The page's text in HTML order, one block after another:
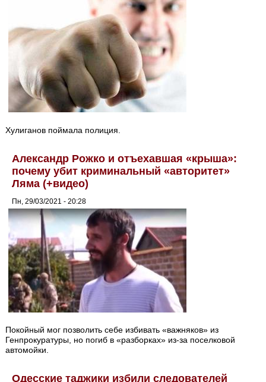
Хулиганов поймала полиция.
Александр Рожко и отъехавшая «крыша»:
почему убит криминальный «авторитет»
Ляма (+видео)
Пн, 29/03/2021 - 20:28
Покойный мог позволить себе избивать «важняков» из
Генпрокуратуры, но погиб в «разборках» из-за поселковой
автомойки.
Одесские таджики избили следователей